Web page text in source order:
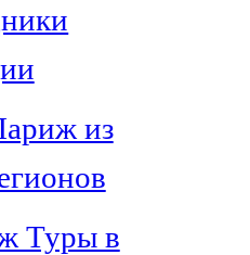
из
Туры в